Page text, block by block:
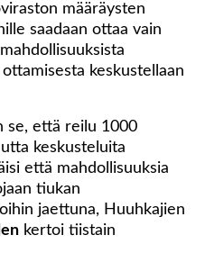
määräysten
saadaan ottaa vain
keskustellaan
se, että reilu 1000
keskusteluita
että mahdollisuuksia
tiukan
jaettuna, Huuhkajien
kertoi tiistain